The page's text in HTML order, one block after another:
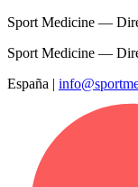
Sport Medicine —
Sport Medicine —
España |